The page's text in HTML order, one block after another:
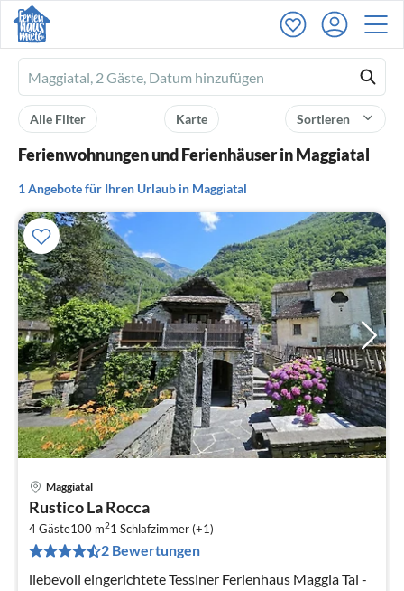
Ferienhausmiete
logo
Sortieren
Karte
Alle Filter
Ferienwohnungen und Ferienhäuser in Maggiatal
1 Angebote für Ihren Urlaub in Maggiatal
Maggiatal
Rustico La Rocca
4 Gäste100 m21 Schlafzimmer (+1)
2 Bewertungen
liebevoll eingerichtete Tessiner Ferienhaus Maggia Tal -